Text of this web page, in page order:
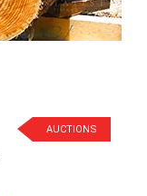
AUCTIONS